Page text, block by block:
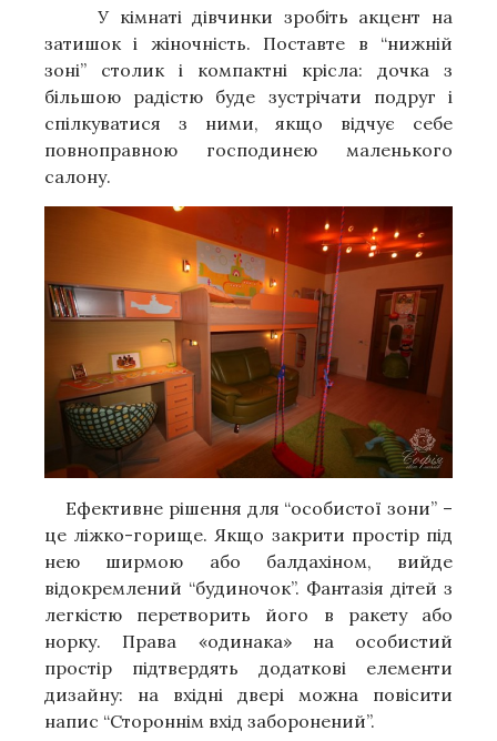
У кімнаті дівчинки зробіть акцент на
затишок і жіночність. Поставте в “нижній
зоні” столик і компактні крісла: дочка з
більшою радістю буде зустрічати подруг і
спілкуватися з ними, якщо відчує себе
повноправною господинею маленького
салону.
Ефективне рішення для “особистої зони” –
це ліжко-горище. Якщо закрити простір під
нею ширмою або балдахіном, вийде
відокремлений “будиночок”. Фантазія дітей з
легкістю перетворить його в ракету або
норку. Права «одинака» на особистий
простір підтвердять додаткові елементи
дизайну: на вхідні двері можна повісити
напис “Стороннім вхід заборонений”.